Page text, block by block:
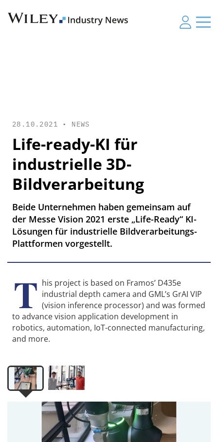
28.10.2021 • NEWS
Life-ready-KI für
industrielle 3D-
Bildverarbeitung
Beide Unternehmen haben gemeinsam auf
der Messe Vision 2021 erste „Life-Ready“ KI-
Lösungen für industrielle Bildverarbeitungs-
Plattformen vorgestellt.
T his project is based on Framos’ D435e
industrial depth camera and GML’s GrAI VIP
(vision inference processor) and was formed
to advance vision application development in
robotics, automation, IoT-connected manufacturing,
and more.